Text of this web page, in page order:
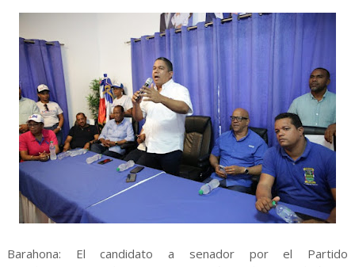
Barahona: El candidato a senador por el Partido